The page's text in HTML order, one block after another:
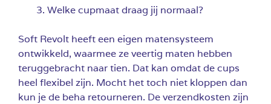
Welke cupmaat draag jij normaal?
Soft Revolt heeft een eigen matensysteem
ontwikkeld, waarmee ze veertig maten hebben
teruggebracht naar tien. Dat kan omdat de cups
heel flexibel zijn. Mocht het toch niet kloppen dan
kun je de beha retourneren. De verzendkosten zijn